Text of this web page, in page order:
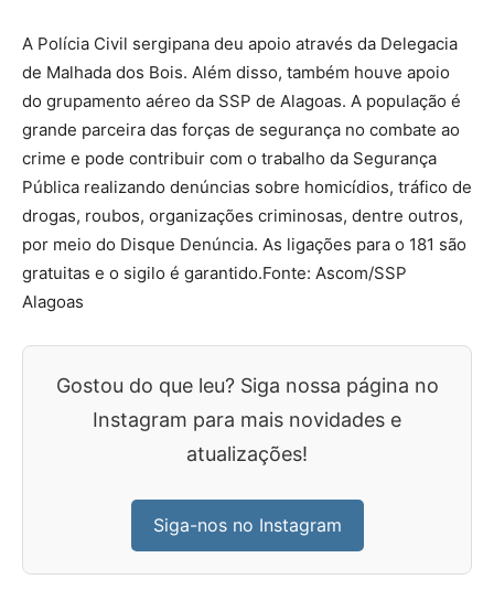
A Polícia Civil sergipana deu apoio através da Delegacia
de Malhada dos Bois. Além disso, também houve apoio
do grupamento aéreo da SSP de Alagoas. A população é
grande parceira das forças de segurança no combate ao
crime e pode contribuir com o trabalho da Segurança
Pública realizando denúncias sobre homicídios, tráfico de
drogas, roubos, organizações criminosas, dentre outros,
por meio do Disque Denúncia. As ligações para o 181 são
gratuitas e o sigilo é garantido.Fonte: Ascom/SSP
Alagoas
Gostou do que leu? Siga nossa página no
Instagram para mais novidades e
atualizações!
Siga-nos no Instagram